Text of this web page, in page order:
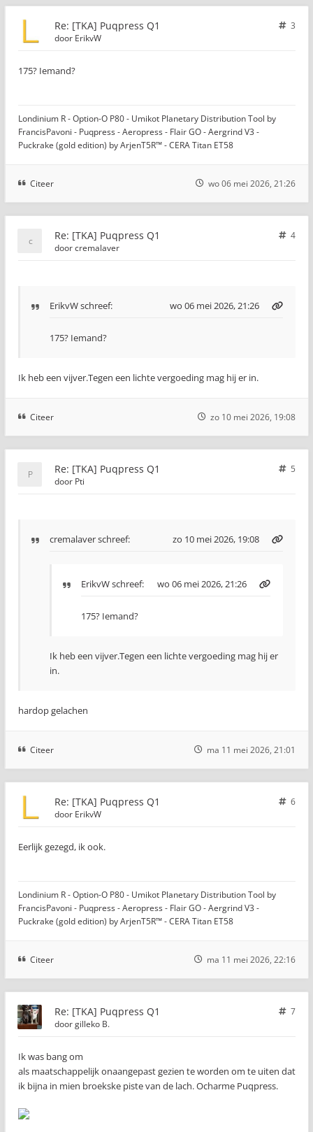
Re: [TKA] Puqpress Q1
3
door ErikvW
175? Iemand?
Londinium R - Option-O P80 - Umikot Planetary Distribution Tool by
FrancisPavoni - Puqpress - Aeropress - Flair GO - Aergrind V3 -
Puckrake (gold edition) by ArjenT5R™ - CERA Titan ET58
Citeer wo 06 mei 2026, 21:26
Re: [TKA] Puqpress Q1
4
doorcremalaver
ErikvWschreef: wo 06 mei 2026, 21:26
175? Iemand?
Ik heb een vijver.Tegen een lichte vergoeding mag hij er in.
Citeer zo 10 mei 2026, 19:08
Re: [TKA] Puqpress Q1
5
door Pti
cremalaverschreef: zo 10 mei 2026, 19:08
ErikvWschreef: wo 06 mei 2026, 21:26
175? Iemand?
Ik heb een vijver.Tegen een lichte vergoeding mag hij er
in.
hardop gelachen
Citeer ma 11 mei 2026, 21:01
Re: [TKA] Puqpress Q1
6
door ErikvW
Eerlijk gezegd, ik ook.
Londinium R - Option-O P80 - Umikot Planetary Distribution Tool by
FrancisPavoni - Puqpress - Aeropress - Flair GO - Aergrind V3 -
Puckrake (gold edition) by ArjenT5R™ - CERA Titan ET58
Citeer ma 11 mei 2026, 22:16
Re: [TKA] Puqpress Q1
7
doorgilleko B.
Ik was bang om
als maatschappelijk onaangepast gezien te worden om te uiten dat
ik bijna in mien broekske piste van de lach. Ocharme Puqpress.